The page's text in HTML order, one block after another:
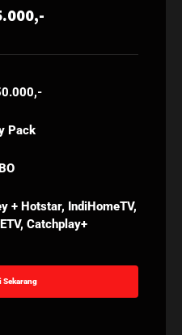
Pack
+ Hotstar, IndiHomeTV,
Catchplay+
Sekarang